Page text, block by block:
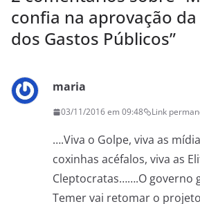
confia na aprovação da
dos Gastos Públicos”
maria
03/11/2016 em 09:48 Link
….Viva o Golpe, viva as
coxinhas acéfalos, viva as
Cleptocratas…….O governo
Temer vai retomar o